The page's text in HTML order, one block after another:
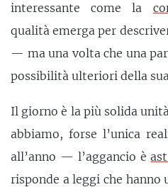
interessante come la
qualità emerga per
— ma una volta che una
possibilità ulteriori della
Il giorno è la più solida
abbiamo, forse l’unica
all’anno — l’aggancio è
risponde a leggi che hanno